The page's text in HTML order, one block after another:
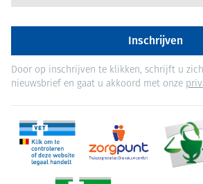
Inschrijven
Door op inschrijven te klikken, schrijft u
nieuwsbrief en gaat u akkoord met onze